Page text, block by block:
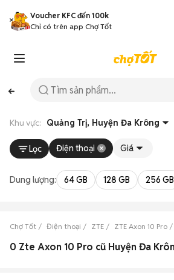
Voucher KFC đến 100k
Chỉ có trên app Chợ Tốt
Khu vực: Quảng Trị, Huyện Đa Krông
Lọc Điện thoại Giá
Dung lượng: 64 GB 128 GB 256 GB
Chợ Tốt Điện thoại ZTE ZTE Axon 10 Pro